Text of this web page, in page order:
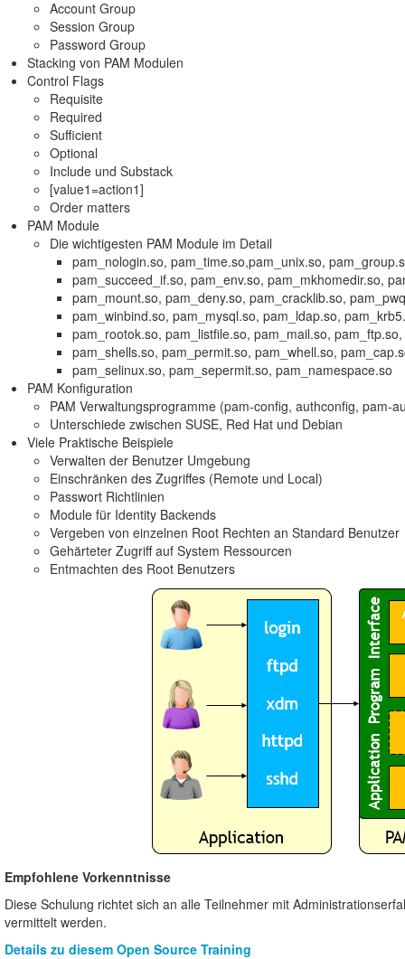
Account Group
Session Group
Password Group
Stacking von PAM Modulen
Control Flags
Requisite
Required
Sufficient
Optional
Include und Substack
[value1=action1]
Order matters
PAM Module
Die wichtigesten PAM Module im Detail
pam_nologin.so, pam_time.so,pam_unix.so,
pam_succeed_if.so, pam_env.so, pam_mkhomedir.so,
pam_mount.so, pam_deny.so, pam_cracklib.so,
pam_winbind.so, pam_mysql.so, pam_ldap.so,
pam_rootok.so, pam_listfile.so, pam_mail.so,
pam_shells.so, pam_permit.so, pam_whell.so,
pam_selinux.so, pam_sepermit.so, pam_namespace.so
PAM Konfiguration
PAM Verwaltungsprogramme (pam-config, authconfig, pam-
Unterschiede zwischen SUSE, Red Hat und Debian
Viele Praktische Beispiele
Verwalten der Benutzer Umgebung
Einschränken des Zugriffes (Remote und Local)
Passwort Richtlinien
Module für Identity Backends
Vergeben von einzelnen Root Rechten an Standard Benutzer
Gehärteter Zugriff auf System Ressourcen
Entmachten des Root Benutzers
Empfohlene Vorkenntnisse
Diese Schulung richtet sich an alle Teilnehmer mit
vermittelt werden.
Details zu diesem Open Source Training